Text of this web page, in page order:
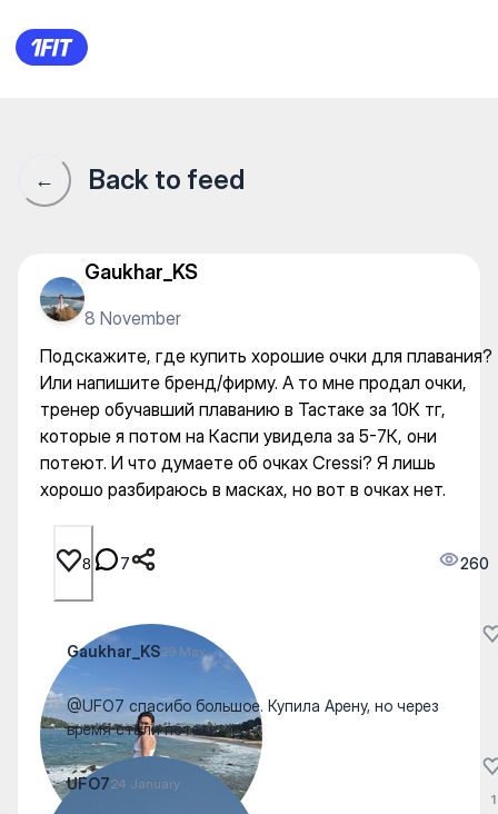
Подскажите, где купить
← Back to feed
Gaukhar_KS
8 November
Подскажите, где купить хорошие очки для плавания?
Или напишите бренд/фирму. А то мне продал очки,
тренер обучавший плаванию в Тастаке за 10К тг,
которые я потом на Каспи увидела за 5-7К, они
потеют. И что думаете об очках Cressi? Я лишь
хорошо разбираюсь в масках, но вот в очках нет.
8 7 260
Gaukhar_KS29 May
@UFO7 спасибо большое. Купила Арену, но через
время стали потеть.
UFO724 January
1